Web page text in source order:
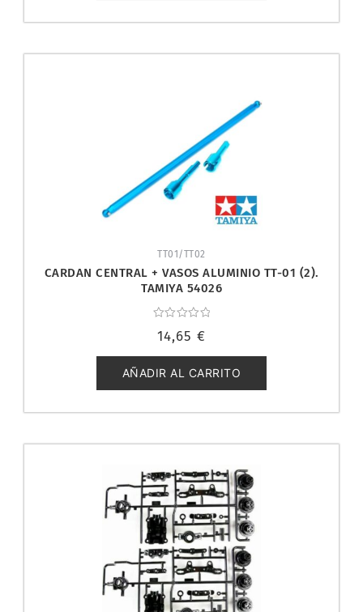
TT01/TT02
CARDAN CENTRAL + VASOS ALUMINIO TT-01 (2).
TAMIYA 54026
con
de
5
14,65 €
AÑADIR AL CARRITO